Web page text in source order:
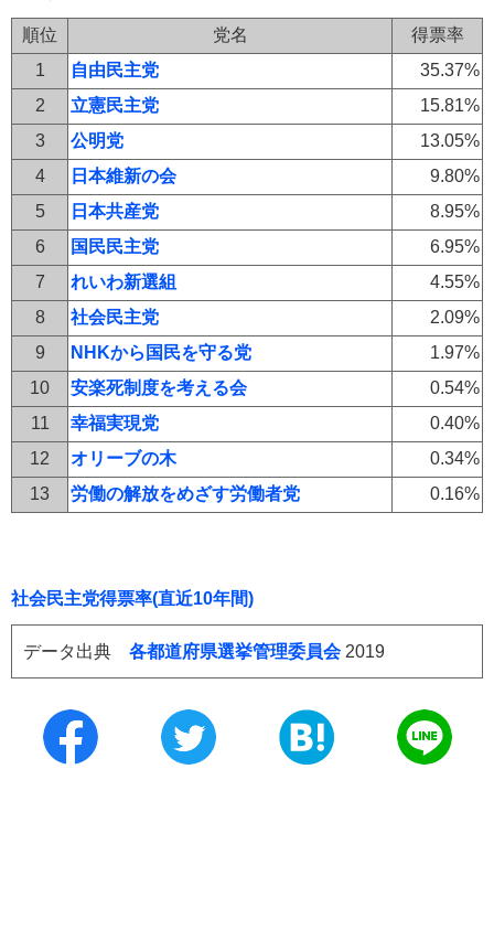
順位 党名
得票率
1
自由民主党
35.37%
2
立憲民主党
15.81%
3
公明党
13.05%
4
日本維新の会
9.80%
5
日本共産党
8.95%
6
国民民主党
6.95%
7
れいわ新選組
4.55%
8
社会民主党
2.09%
9
NHKから国民を守る党
1.97%
10
安楽死制度を考える会
0.54%
11
幸福実現党
0.40%
12
オリーブの木
0.34%
13
労働の解放をめざす労働者党 0.16%
社会民主党得票率(直近10年間)
データ出典 各都道府県選挙管理委員会2019